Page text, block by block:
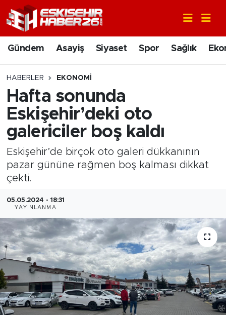
Gündem Asayiş Siyaset Spor Sağlık
HABERLER EKONOMI
Hafta sonunda
Eskişehir’deki oto
galericiler boş kaldı
Eskişehir’de birçok oto galeri dükkanının
pazar gününe rağmen boş kalması dikkat
çekti.
05.05.2024 - 18:31
YAYINLANMA
Gündem
Asayiş
Siyaset
Spor
Ekonomi
Sanat
Bölge
Teknoloji
Magazin
Nöbetçi Eczaneler
Hava Durumu
Trafik Durumu
Süper Lig Puan Durumu ve Fikstür
Son Dakika Haberleri